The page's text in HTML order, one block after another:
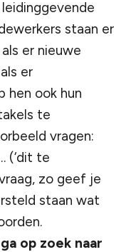
staan er
er nieuwe
er
hen ook hun
te
vragen:
(‘dit te
zo geef je
staan wat
op zoek naar